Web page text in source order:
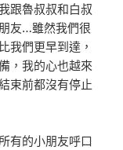
跟魯叔叔和白叔
友…雖然我們很
我們更早到達，
，我的心也越來
束前都沒有停止
有的小朋友呼口